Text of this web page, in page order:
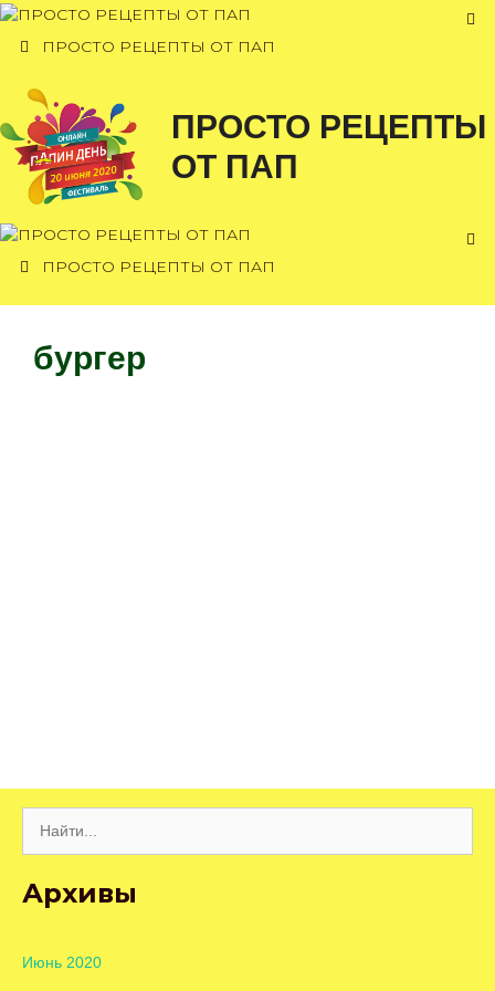
Перейти
ПРОСТО РЕЦЕПТЫ ОТ ПАП
ПРОСТО РЕЦЕПТЫ
ОТ ПАП
ПРОСТО РЕЦЕПТЫ ОТ ПАП
бургер
Архивы
Июнь 2020